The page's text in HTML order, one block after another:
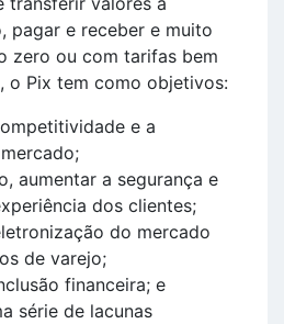
pagar e receber e muito
zero ou com tarifas bem
o Pix tem como objetivos:
e a
aumentar a segurança e
dos clientes;
do mercado
de varejo;
financeira; e
série de lacunas